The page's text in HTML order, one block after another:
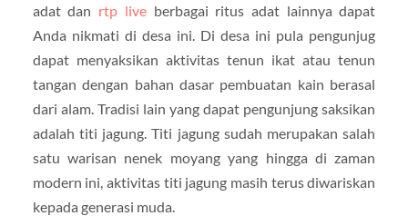
adat dan rtp liveberbagai ritus adat lainnya dapat
Anda nikmati di desa ini. Di desa ini pula pengunjug
dapat menyaksikan aktivitas tenun ikat atau tenun
tangan dengan bahan dasar pembuatan kain berasal
dari alam. Tradisi lain yang dapat pengunjung saksikan
adalah titi jagung. Titi jagung sudah merupakan salah
satu warisan nenek moyang yang hingga di zaman
modern ini, aktivitas titi jagung masih terus diwariskan
kepada generasi muda.